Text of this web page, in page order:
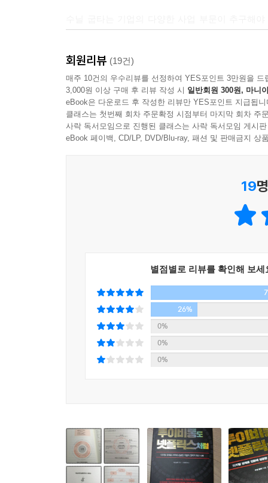
수닐 굽타는 디지털 시대에 어떻게 경쟁해야 하
불확실한 미래로 나아가는 기업의 구성원에게 정
- 유베르 졸리 (베스트바이 회장)
많은 기업과 함께 디지털 전환을 위해 일했는데,
수닐 굽타가 세세하게 살핀 흥미로운 디지털 전
- 호마르 S. 아브라함센 (PwC 노르웨이 CEO)
걸어야 한다. 디지털 전환을 이루고 싶다면 필독을
- 비자이 샤르마 (페이티엠 창립자이자 CEO)
회원리뷰 (19건)
매주 10건의 우수리뷰를 선정하여 YES포인트 3만원을 드
3,000원 이상 구매 후 리뷰 작성 시 일반회원 300원, 마니
eBook은 다운로드 후 작성한 리뷰만 YES포인트 지급됩니
클래스는 첫번째 회차 주문확정 시점부터 마지막 회차 주
사락 독서모임으로 진행된 클래스는 사락 독서모임 게시
eBook 페이백, CD/LP, DVD/Blu-ray, 패션 및 판매금지 상
19
별점별로 리뷰를 확인해 보세
26%
0%
0%
0%